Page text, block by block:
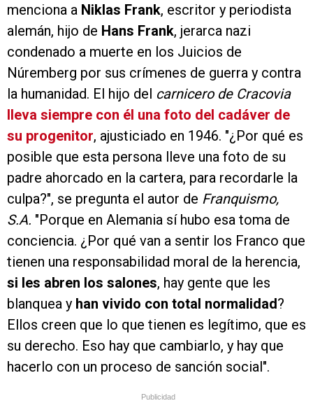
menciona a Niklas Frank, escritor y periodista
alemán, hijo de Hans Frank, jerarca nazi
condenado a muerte en los Juicios de
Núremberg por sus crímenes de guerra y contra
la humanidad. El hijo del carnicero de Cracovia
lleva siempre con él una foto del cadáver de
su progenitor, ajusticiado en 1946. "¿Por qué es
posible que esta persona lleve una foto de su
padre ahorcado en la cartera, para recordarle la
culpa?", se pregunta el autor de Franquismo,
S.A. "Porque en Alemania sí hubo esa toma de
conciencia. ¿Por qué van a sentir los Franco que
tienen una responsabilidad moral de la herencia,
si les abren los salones, hay gente que les
blanquea y han vivido con total normalidad?
Ellos creen que lo que tienen es legítimo, que es
su derecho. Eso hay que cambiarlo, y hay que
hacerlo con un proceso de sanción social".
Publicidad